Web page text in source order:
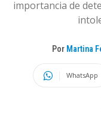
importancia de
Por Martina
WhatsApp